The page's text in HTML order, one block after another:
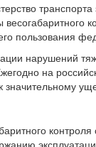
пользования
нарушений
на
значительному